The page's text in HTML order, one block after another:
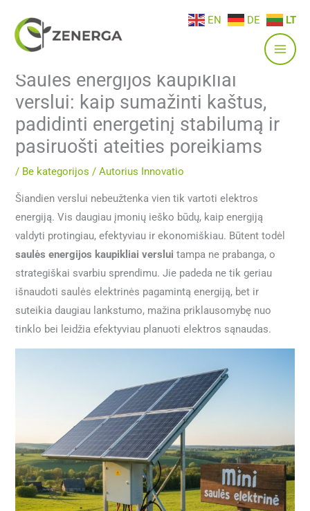
prie
turinio
Saulės energijos kaupikliai
verslui: kaip sumažinti kaštus,
padidinti energetinį stabilumą ir
pasiruošti ateities poreikiams
/ Be kategorijos / Autorius Innovatio
Šiandien verslui nebeužtenka vien tik vartoti elektros
energiją. Vis daugiau įmonių ieško būdų, kaip energiją
valdyti protingiau, efektyviau ir ekonomiškiau. Būtent todėl
saulės energijos kaupikliai verslui tampa ne prabanga, o
strategiškai svarbiu sprendimu. Jie padeda ne tik geriau
išnaudoti saulės elektrinės pagamintą energiją, bet ir
suteikia daugiau lankstumo, mažina priklausomybę nuo
tinklo bei leidžia efektyviau planuoti elektros sąnaudas.
EN DE LT